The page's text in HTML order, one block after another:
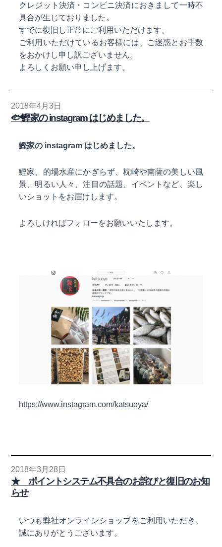
クレジット決済・コンビニ決済におきまして一時不
具合が生じておりました。
すでに復旧し正常にご利用いただけます。
ご利用いただけているお客様には、ご迷惑とお手数
をおかけし申し訳ございません。
よろしくお願い申し上げます。
2018年4月3日
🐟鰹家の instagram はじめました。
鰹家の instagram はじめました。
鰹家、的場水産にかぎらず、枕崎や南薩の美しい風
景、明るい人々、注目の話題、イベントなど、楽し
いショットをお届けします。
よろしければフォローをお願いいたします。
https://www.instagram.com/katsuoya/
2018年3月28日
★ ポイントシステム不具合のお詫びと復旧のお知
らせ
いつも弊社オンラインショップをご利用いただき、
誠にありがとうございます。